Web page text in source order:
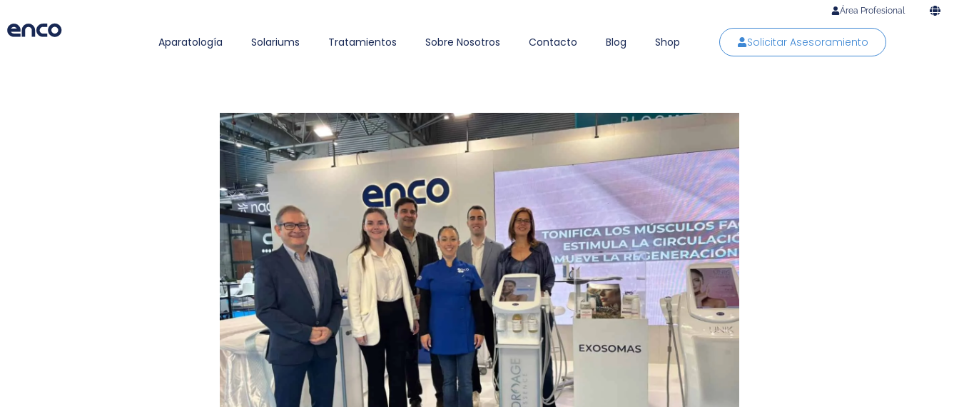
Área Profesional
Aparatología Solariums Tratamientos Sobre Nosotros Contacto Blog Shop Solicitar Asesoramiento